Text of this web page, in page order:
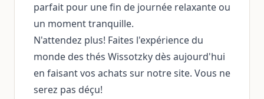
parfait pour une fin de journée relaxante ou
un moment tranquille.
N'attendez plus! Faites l'expérience du
monde des thés Wissotzky dès aujourd'hui
en faisant vos achats sur notre site. Vous ne
serez pas déçu!